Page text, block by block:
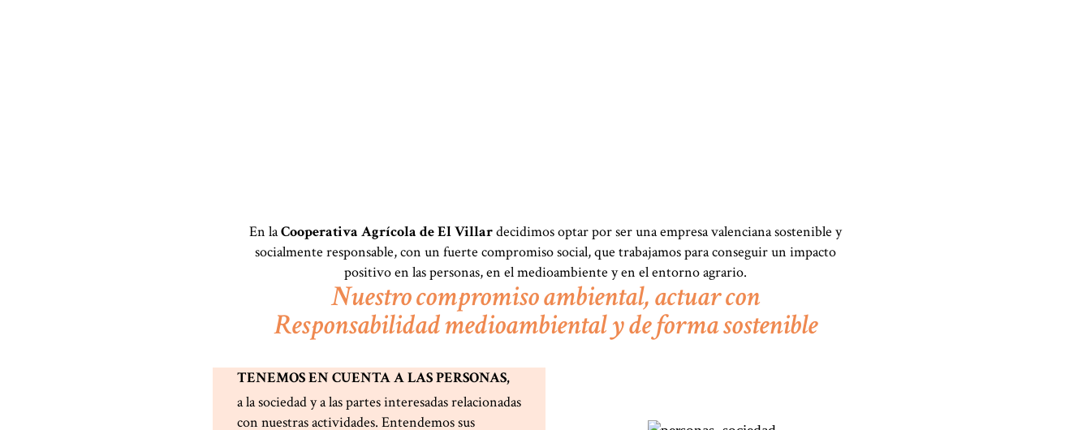
En laCooperativa Agrícola de El Villardecidimos optar por ser una empresa valenciana sostenible y
socialmente responsable, con un fuerte compromiso social, que trabajamos para conseguir un impacto
positivo en las personas, en el medioambiente y en el entorno agrario.
Nuestro compromiso ambiental, actuar con
Responsabilidad medioambiental y de forma sostenible
TENEMOS EN CUENTA A LAS PERSONAS,
a la sociedad y a las partes interesadas relacionadas
con nuestras actividades. Entendemos sus